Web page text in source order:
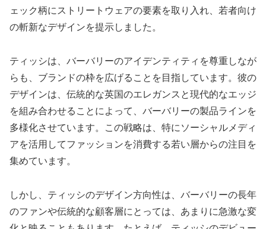
ェック柄にストリートウェアの要素を取り入れ、若者向け
の斬新なデザインを提示しました。
ティッシは、バーバリーのアイデンティティを尊重しなが
らも、ブランドの枠を広げることを目指しています。彼の
デザインは、伝統的な英国のエレガンスと現代的なエッジ
を組み合わせることによって、バーバリーの製品ラインを
多様化させています。この戦略は、特にソーシャルメディ
アを活用してファッションを消費する若い層からの注目を
集めています。
しかし、ティッシのデザイン方向性は、バーバリーの長年
のファンや伝統的な顧客層にとっては、あまりに急激な変